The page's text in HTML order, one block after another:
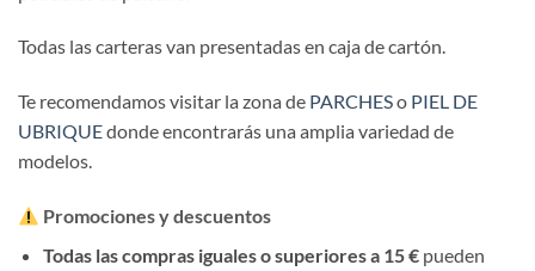
Todas las carteras van presentadas en caja de cartón.
Te recomendamos visitar la zona de PARCHESo PIEL DE
UBRIQUEdonde encontrarás una amplia variedad de
modelos.
Promociones y descuentos
Todas las compras iguales o superiores a 15 €pueden